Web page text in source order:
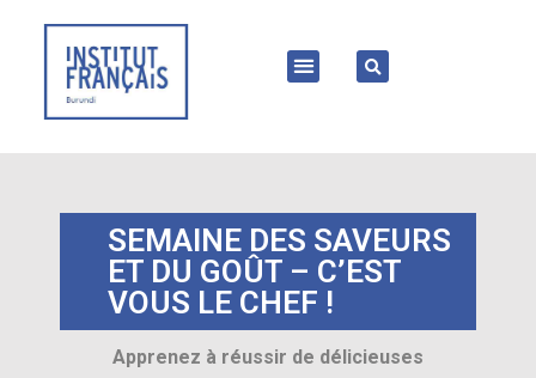
SEMAINE DES SAVEURS
ET DU GOÛT – C’EST
VOUS LE CHEF !
Apprenez à réussir de délicieuses